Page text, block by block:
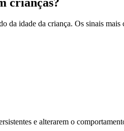
da idade da criança. Os sinais mais
e alterarem o